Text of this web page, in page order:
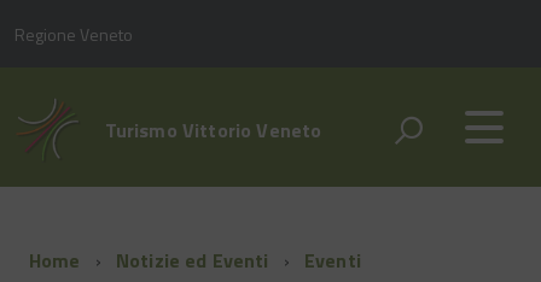
Regione Veneto
Turismo Vittorio Veneto
Home Notizie ed Eventi Eventi